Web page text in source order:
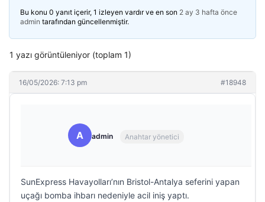
Bu konu 0 yanıt içerir, 1 izleyen vardır ve en son 2 ay 3 hafta önce
admin tarafından güncellenmiştir.
1 yazı görüntüleniyor (toplam 1)
16/05/2026: 7:13 pm #18948
A admin Anahtar yönetici
SunExpress Havayolları’nın Bristol-Antalya seferini yapan
uçağı bomba ihbarı nedeniyle acil iniş yaptı.